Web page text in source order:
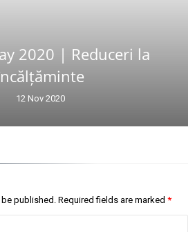
2020 | Reduceri la
12 Nov 2020
published. Required fields are marked *